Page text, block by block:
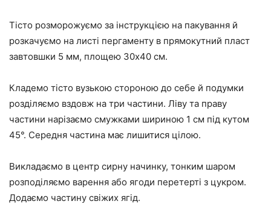
Тісто розморожуємо за інструкцією на пакування й
розкачуємо на листі пергаменту в прямокутний пласт
завтовшки 5 мм, площею 30х40 см.
Кладемо тісто вузькою стороною до себе й подумки
розділяємо вздовж на три частини. Ліву та праву
частини нарізаємо смужками шириною 1 см під кутом
45°. Середня частина має лишитися цілою.
Викладаємо в центр сирну начинку, тонким шаром
розподіляємо варення або ягоди перетерті з цукром.
Додаємо частину свіжих ягід.